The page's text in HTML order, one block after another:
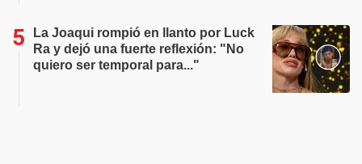
La Joaqui rompió en llanto por Luck
Ra y dejó una fuerte reflexión: "No
quiero ser temporal para..."